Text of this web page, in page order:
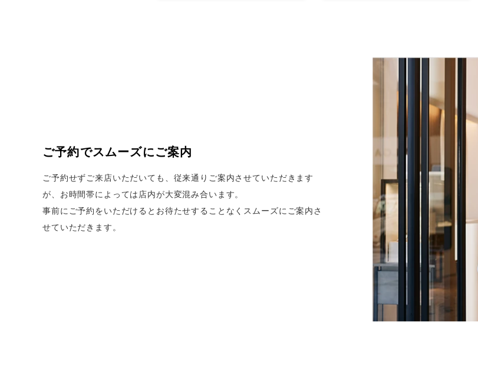
ご予約でスムーズにご案内
ご予約せずご来店いただいても、従来通りご案内させていただきます
が、お時間帯によっては店内が大変混み合います。
事前にご予約をいただけるとお待たせすることなくスムーズにご案内さ
せていただきます。